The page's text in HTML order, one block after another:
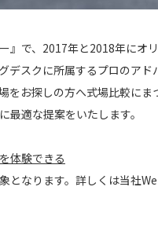
』で、2017年と2018年に
デスクに所属するプロのア
をお探しの方へ式場比較に
最適な提案をいたします。
体験できる
となります。詳しくは当社